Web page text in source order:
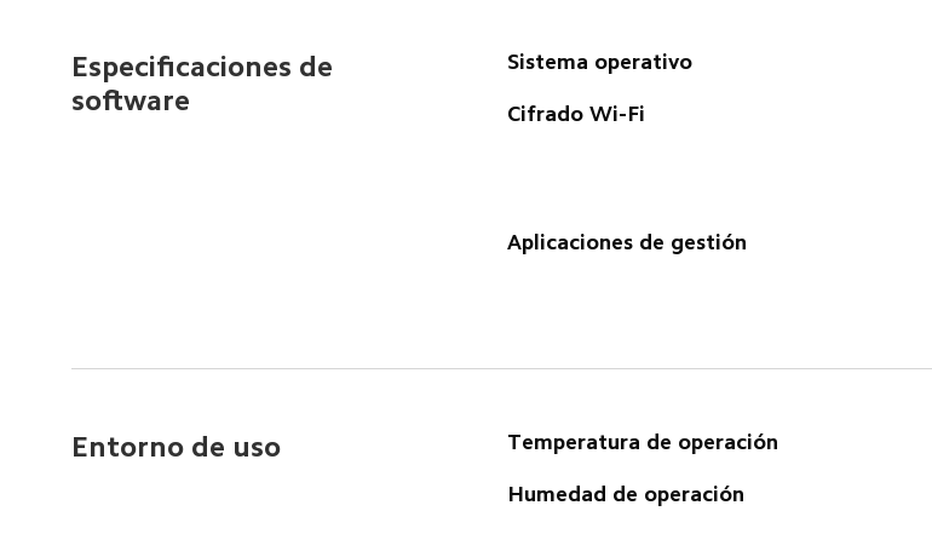
Especificaciones de
software
Sistema operativo
Cifrado Wi-Fi
Aplicaciones de gestión
Entorno de uso Temperatura de operación
Humedad de operación